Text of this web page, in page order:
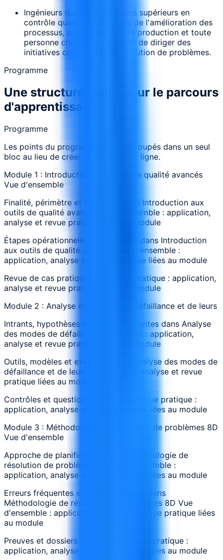
Ingénieurs qualité, techniciens supérieurs en
contrôle qualité, spécialistes de l'amélioration des
processus, superviseurs de la production et toute
personne chargée de gérer et de diriger des
initiatives complexes de résolution de problèmes.
Programme
Une structure claire pour le parcours
d'apprentissage.
Programme
Les points du programme sont regroupés dans un seul
bloc au lieu de créer un module par ligne.
Module 1 : Introduction aux outils de qualité avancés
Vue d'ensemble
Finalité, périmètre et vocabulaire de Introduction aux
outils de qualité avancés Vue d'ensemble : application,
analyse et revue pratique liées au module
Étapes opérationnelles et décisions dans Introduction
aux outils de qualité avancés Vue d'ensemble :
application, analyse et revue pratique liées au module
Revue de cas pratique pour revue pratique : application,
analyse et revue pratique liées au module
Module 2 : Analyse des modes de défaillance et de leurs
Intrants, hypothèses et parties prenantes dans Analyse
des modes de défaillance et de leurs : application,
analyse et revue pratique liées au module
Outils, modèles et exemples pour Analyse des modes de
défaillance et de leurs : application, analyse et revue
pratique liées au module
Contrôles et questions de suivi sur revue pratique :
application, analyse et revue pratique liées au module
Module 3 : Méthodologie de résolution de problèmes 8D
Vue d'ensemble
Approche de planification pour Méthodologie de
résolution de problèmes 8D Vue d'ensemble :
application, analyse et revue pratique liées au module
Erreurs fréquentes et signaux d’alerte dans
Méthodologie de résolution de problèmes 8D Vue
d'ensemble : application, analyse et revue pratique liées
au module
Preuves et dossiers produits par revue pratique :
application, analyse et revue pratique liées au module